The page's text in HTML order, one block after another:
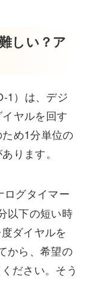
しい？ア
1）は、デジ
ヤルを回す
め1分単位の
ります。
ログタイマー
以下の短い時
ダイヤルを
から、希望の
ださい。そう